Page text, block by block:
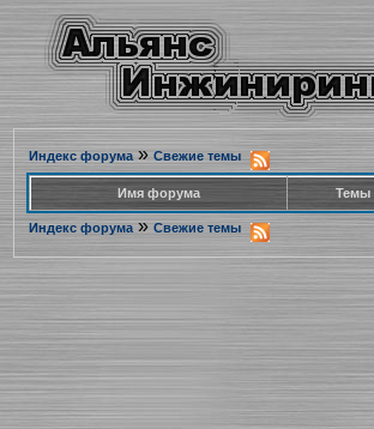
Индекс форума» Свежие темы
Имя форума Темы
Индекс форума » Свежие темы